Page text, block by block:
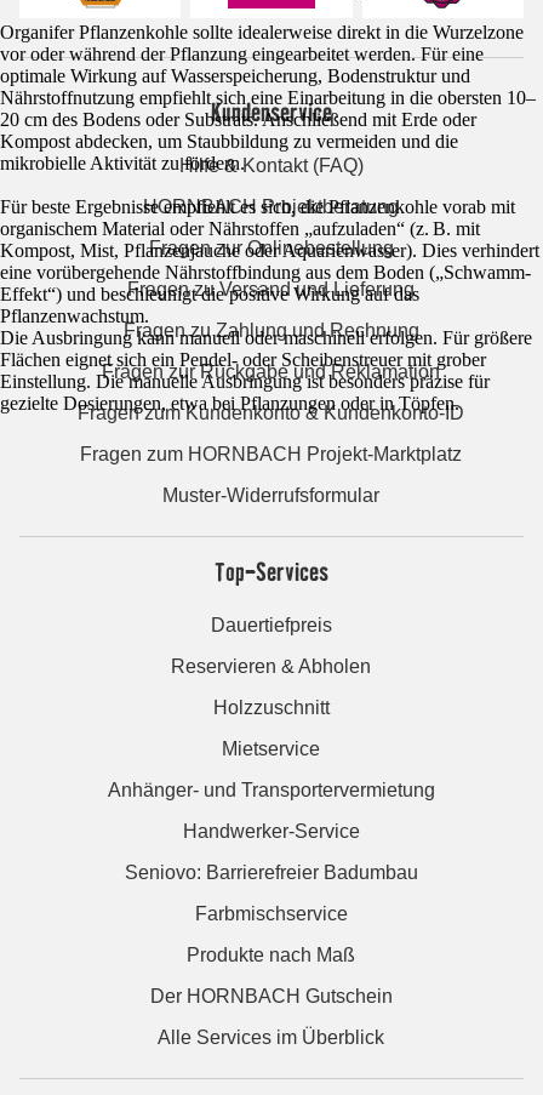
Organifer Pflanzenkohle sollte idealerweise direkt in die Wurzelzone
vor oder während der Pflanzung eingearbeitet werden. Für eine
optimale Wirkung auf Wasserspeicherung, Bodenstruktur und
Nährstoffnutzung empfiehlt sich eine Einarbeitung in die obersten 10–
20 cm des Bodens oder Substrats. Anschließend mit Erde oder
Kompost abdecken, um Staubbildung zu vermeiden und die
mikrobielle Aktivität zu fördern.
Für beste Ergebnisse empfiehlt es sich, die Pflanzenkohle vorab mit
organischem Material oder Nährstoffen „aufzuladen“ (z. B. mit
Kompost, Mist, Pflanzenjauche oder Aquarienwasser). Dies verhindert
eine vorübergehende Nährstoffbindung aus dem Boden („Schwamm-
Effekt“) und beschleunigt die positive Wirkung auf das
Pflanzenwachstum.
Die Ausbringung kann manuell oder maschinell erfolgen. Für größere
Flächen eignet sich ein Pendel- oder Scheibenstreuer mit grober
Einstellung. Die manuelle Ausbringung ist besonders präzise für
gezielte Dosierungen, etwa bei Pflanzungen oder in Töpfen.
Kundenservice
Hilfe & Kontakt (FAQ)
HORNBACH Projektberatung
Fragen zur Onlinebestellung
Fragen zu Versand und Lieferung
Fragen zu Zahlung und Rechnung
Fragen zur Rückgabe und Reklamation
Fragen zum Kundenkonto & Kundenkonto-ID
Fragen zum HORNBACH Projekt-Marktplatz
Muster-Widerrufsformular
Top-Services
Dauertiefpreis
Reservieren & Abholen
Holzzuschnitt
Mietservice
Anhänger- und Transportervermietung
Handwerker-Service
Seniovo: Barrierefreier Badumbau
Farbmischservice
Produkte nach Maß
Der HORNBACH Gutschein
Alle Services im Überblick